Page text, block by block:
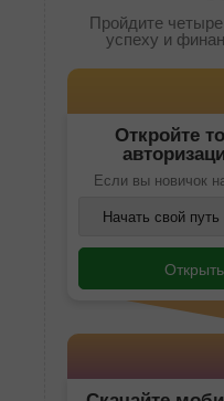
Пройдите
успеху и
Откройте
Если вы новичок
Начать свой